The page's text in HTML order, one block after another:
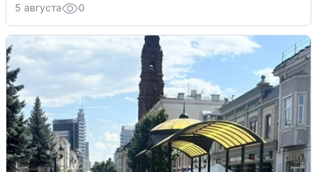
5 августа 0